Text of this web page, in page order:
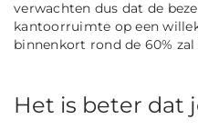
verwachten dus dat de
kantoorruimte op een
binnenkort rond de 60%
Het is beter dat